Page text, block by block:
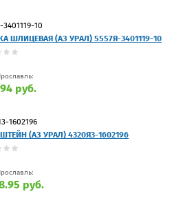
3401119-10
ШЛИЦЕВАЯ (АЗ УРАЛ) 5557Я-3401119-10
руб.
1602196
(АЗ УРАЛ) 4320Я3-1602196
руб.